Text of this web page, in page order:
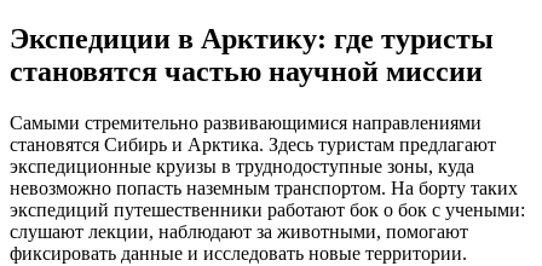
Экспедиции в Арктику: где туристы
становятся частью научной миссии
Самыми стремительно развивающимися направлениями
становятся Сибирь и Арктика. Здесь туристам предлагают
экспедиционные круизы в труднодоступные зоны, куда
невозможно попасть наземным транспортом. На борту таких
экспедиций путешественники работают бок о бок с учеными:
слушают лекции, наблюдают за животными, помогают
фиксировать данные и исследовать новые территории.